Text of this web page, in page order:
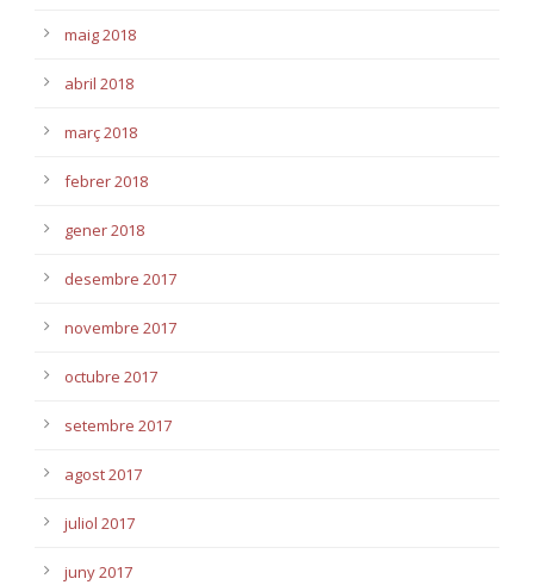
maig 2018
abril 2018
març 2018
febrer 2018
gener 2018
desembre 2017
novembre 2017
octubre 2017
setembre 2017
agost 2017
juliol 2017
juny 2017